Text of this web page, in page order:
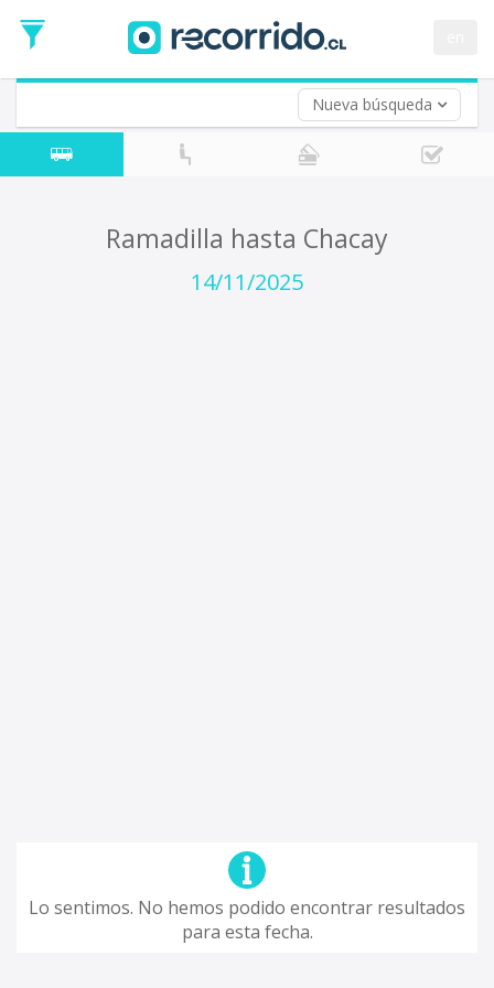
Nueva búsqueda
de
Ida
Vuelta (opcional)
Fecha
de
Ramadilla hasta Chacay
14/11/2025
Lo sentimos. No hemos podido encontrar resultados
para esta fecha.